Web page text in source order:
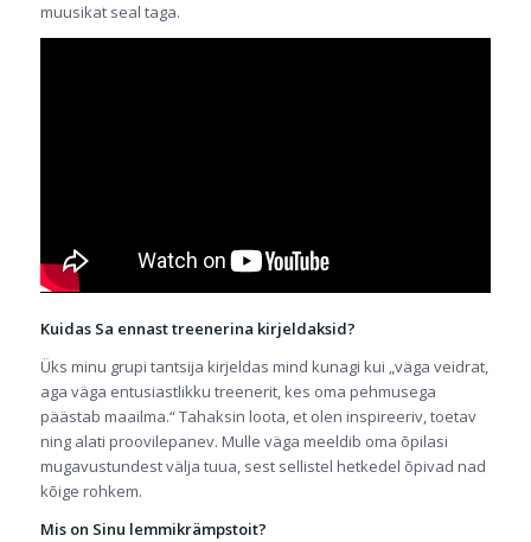
muusikat seal taga.
Kuidas Sa ennast treenerina kirjeldaksid?
Üks minu grupi tantsija kirjeldas mind kunagi kui „väga veidrat,
aga väga entusiastlikku treenerit, kes oma pehmusega
päästab maailma.“ Tahaksin loota, et olen inspireeriv, toetav
ning alati proovilepanev. Mulle väga meeldib oma õpilasi
mugavustundest välja tuua, sest sellistel hetkedel õpivad nad
kõige rohkem.
Mis on Sinu lemmikrämpstoit?